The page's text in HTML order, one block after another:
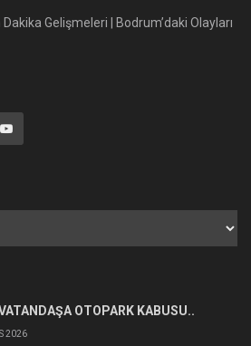
Gelişmeleri | Bodrum’daki Olayları
OTOPARK KABUSU..
2026